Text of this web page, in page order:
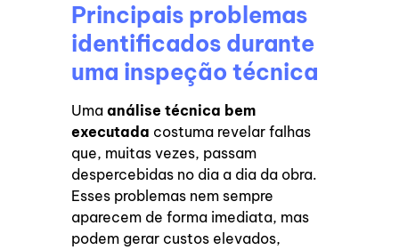
Principais problemas
identificados durante
uma inspeção técnica
Umaanálise técnica bem
executada costuma revelar falhas
que, muitas vezes, passam
despercebidas no dia a dia da obra.
Esses problemas nem sempre
aparecem de forma imediata, mas
podem gerar custos elevados,